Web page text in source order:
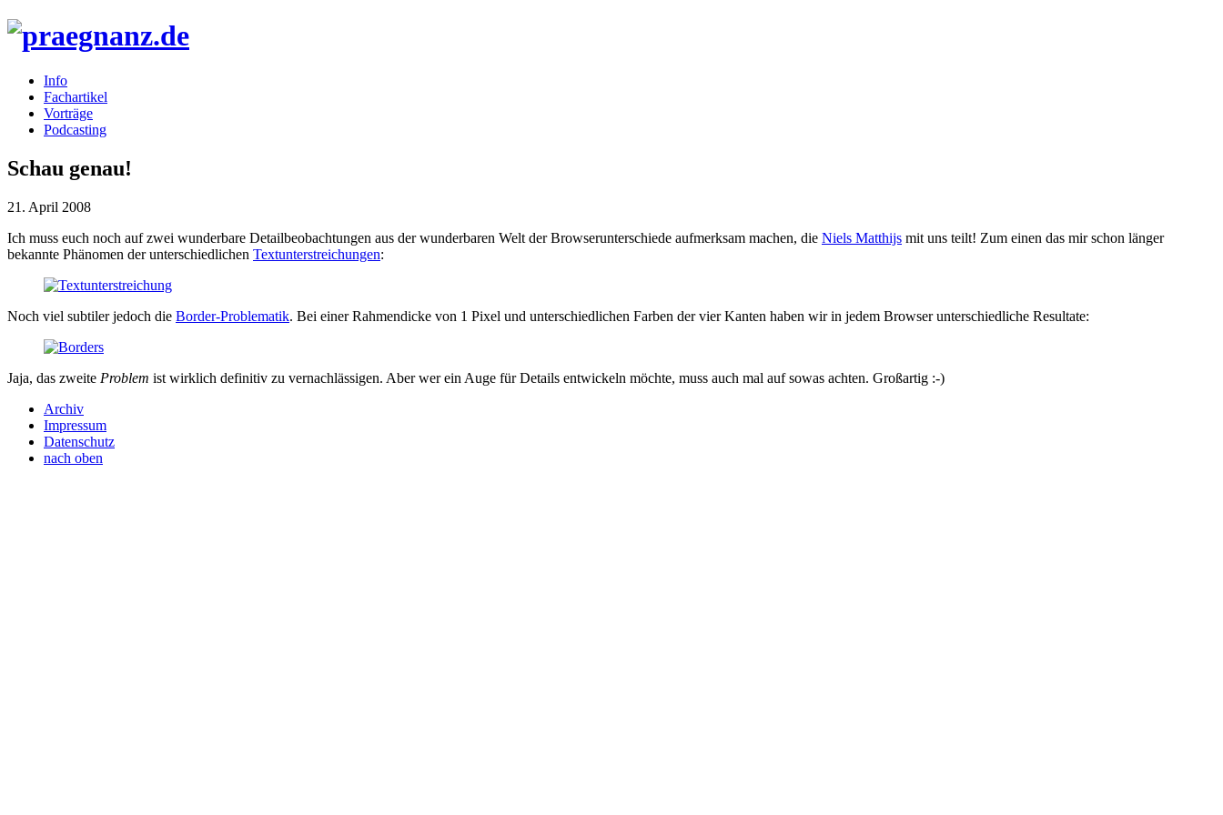
Info
Fachartikel
Vorträge
Podcasting
Schau genau!
21. April 2008
Ich muss euch noch auf zwei wunderbare Detailbeobachtungen aus der wunderbaren Welt der Browserunterschiede aufmerksam machen, die Niels Matthijs mit uns teilt! Zum einen das mir schon länger
bekannte Phänomen der unterschiedlichen Textunterstreichungen:
Noch viel subtiler jedoch die Border-Problematik. Bei einer Rahmendicke von 1 Pixel und unterschiedlichen Farben der vier Kanten haben wir in jedem Browser unterschiedliche Resultate:
Jaja, das zweite Problem ist wirklich definitiv zu vernachlässigen. Aber wer ein Auge für Details entwickeln möchte, muss auch mal auf sowas achten. Großartig :-)
Archiv
Impressum
Datenschutz
nach oben